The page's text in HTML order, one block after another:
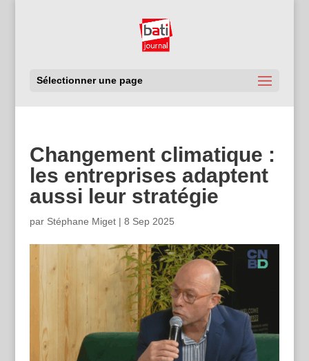
Sélectionner une page
Changement climatique :
les entreprises adaptent
aussi leur stratégie
par Stéphane Miget| 8 Sep 2025